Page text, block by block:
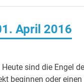
April 2016
sind die Engel
beginnen oder